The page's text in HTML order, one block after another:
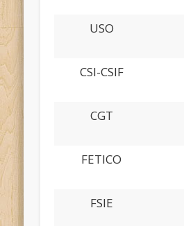
USO
CSI-CSIF
CGT
FETICO
FSIE